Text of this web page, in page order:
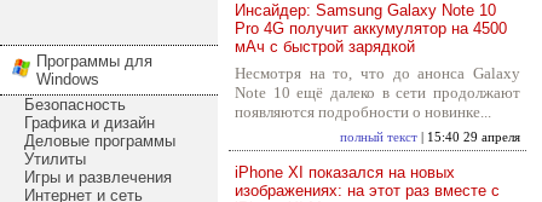
Программы для
Windows
Безопасность
Графика и дизайн
Деловые программы
Утилиты
Игры и развлечения
Интернет и сеть
Инсайдер: Samsung Galaxy Note 10
Pro 4G получит аккумулятор на 4500
мАч с быстрой зарядкой
Несмотря на то, что до анонса Galaxy
Note 10 ещё далеко в сети продолжают
появляются подробности о новинке...
полный текст | 15:40 29 апреля
iPhone XI показался на новых
изображениях: на этот раз вместе с